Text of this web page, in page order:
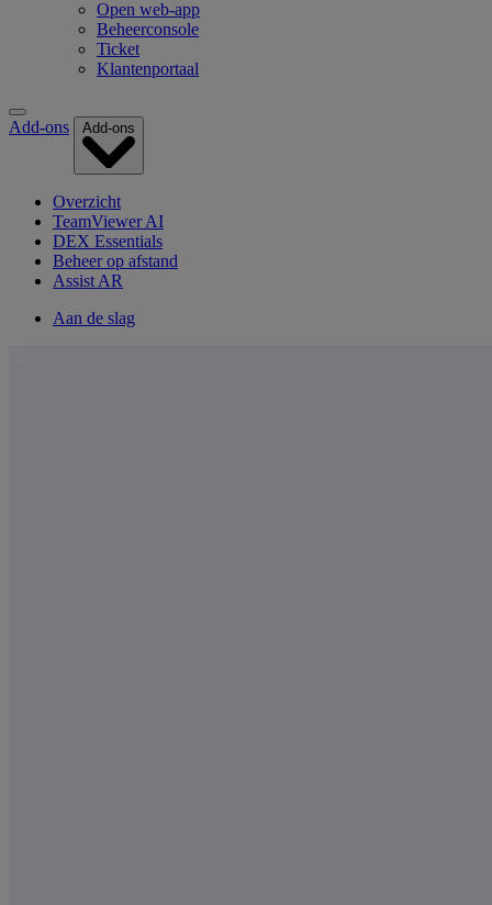
Open web-app
Beheerconsole
Ticket
Klantenportaal
Add-ons Add-ons
Overzicht
TeamViewer AI
DEX Essentials
Beheer op afstand
Assist AR
Aan de slag